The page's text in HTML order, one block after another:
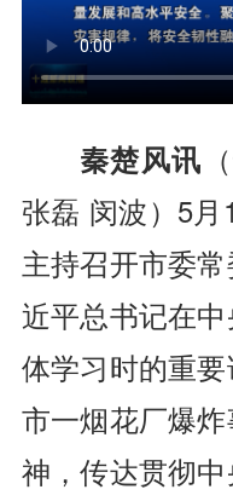
秦楚风讯
张磊 闵波） 5月
主持召开市委
近平总书记在
体学习时的重
市一烟花厂爆
神，传达贯彻